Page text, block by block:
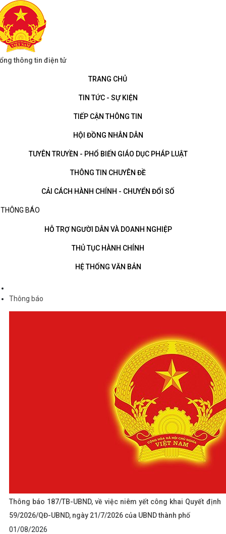
thông tin điện tử
TRANG CHỦ
TIN TỨC - SỰ KIỆN
TIẾP CẬN THÔNG TIN
HỘI ĐỒNG NHÂN DÂN
TUYÊN TRUYỀN - PHỔ BIẾN GIÁO DỤC PHÁP LUẬT
THÔNG TIN CHUYÊN ĐỀ
CẢI CÁCH HÀNH CHÍNH - CHUYỂN ĐỔI SỐ
THÔNG BÁO
HỖ TRỢ NGƯỜI DÂN VÀ DOANH NGHIỆP
THỦ TỤC HÀNH CHÍNH
HỆ THỐNG VĂN BẢN
Thông báo
Thông báo 187/TB-UBND, về việc niêm yết công khai Quyết định
59/2026/QĐ-UBND, ngày 21/7/2026 của UBND thành phố
01/08/2026